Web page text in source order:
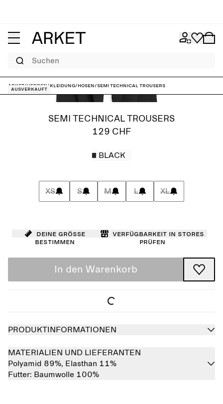
Suchen
ARKET/Herren /Kleidung/Hosen/Semi Technical Trousers
Ausverkauft
SEMI TECHNICAL TROUSERS
129 CHF
BLACK
XS S M L XL
Deine Größe
bestimmen
Verfügbarkeit in Stores
prüfen
In den Warenkorb
PRODUKTINFORMATIONEN
MATERIALIEN UND LIEFERANTEN
Polyamid 89%, Elasthan 11%
Futter: Baumwolle 100%